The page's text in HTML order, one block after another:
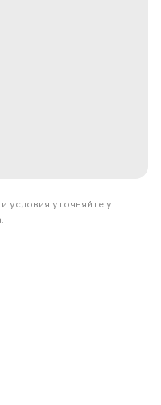
условия уточняйте у